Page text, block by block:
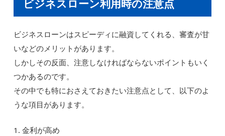
ビジネスローン利用時の注意点
ビジネスローンはスピーディに融資してくれる、審査が甘
いなどのメリットがあります。
しかしその反面、注意しなければならないポイントもいく
つかあるのです。
その中でも特におさえておきたい注意点として、以下のよ
うな項目があります。
1. 金利が高め